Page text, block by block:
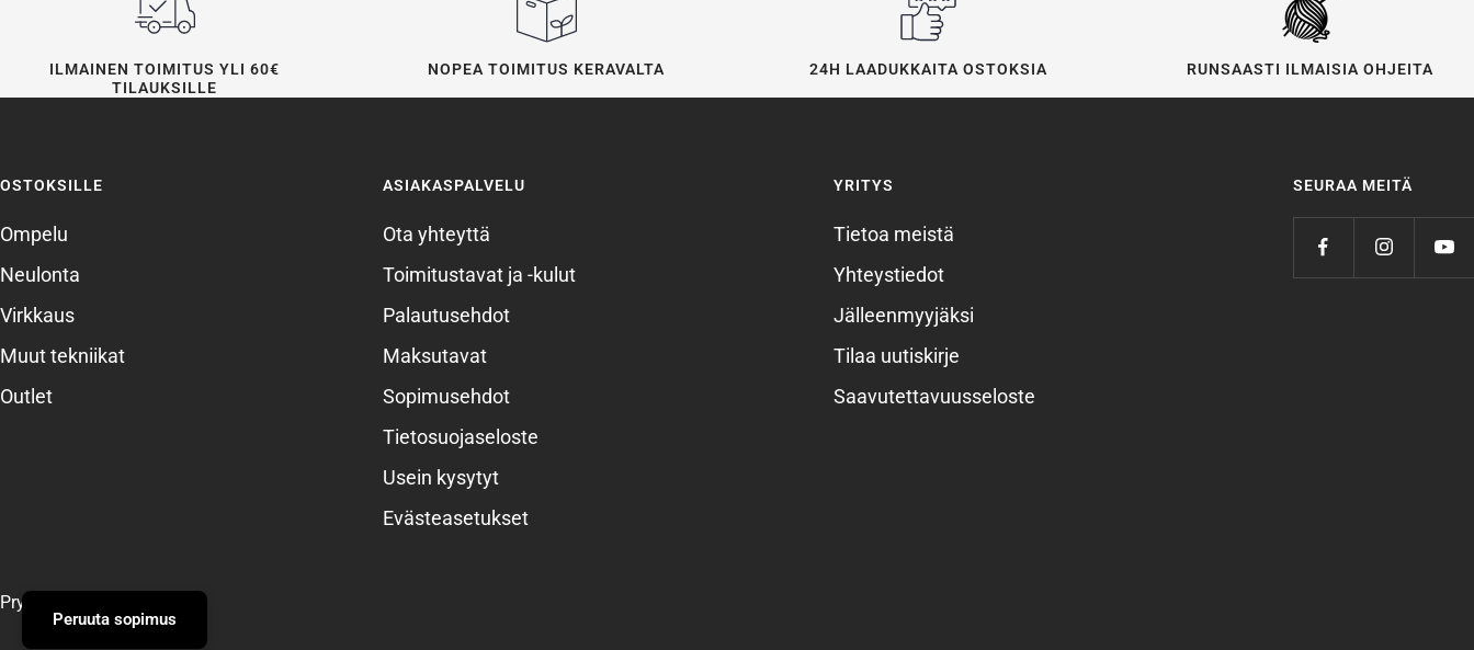
ILMAINEN TOIMITUS YLI 60€
TILAUKSILLE
NOPEA TOIMITUS KERAVALTA 24H LAADUKKAITA OSTOKSIA RUNSAASTI ILMAISIA OHJEITA
OSTOKSILLE
Ompelu
Neulonta
Virkkaus
Muut tekniikat
Outlet
ASIAKASPALVELU
Ota yhteyttä
Toimitustavat ja -kulut
Palautusehdot
Maksutavat
Sopimusehdot
Tietosuojaseloste
Usein kysytyt
Evästeasetukset
YRITYS
Tietoa meistä
Yhteystiedot
Jälleenmyyjäksi
Tilaa uutiskirje
Saavutettavuusseloste
SEURAA MEITÄ
Prym
Peruuta sopimus